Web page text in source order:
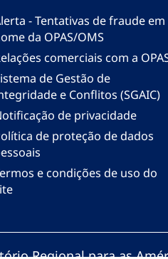
- Tentativas de fraude em
da OPAS/OMS
comerciais com a
de Gestão de
e Conflitos (SGAIC)
de privacidade
de proteção de dados
e condições de uso do
Regional para as